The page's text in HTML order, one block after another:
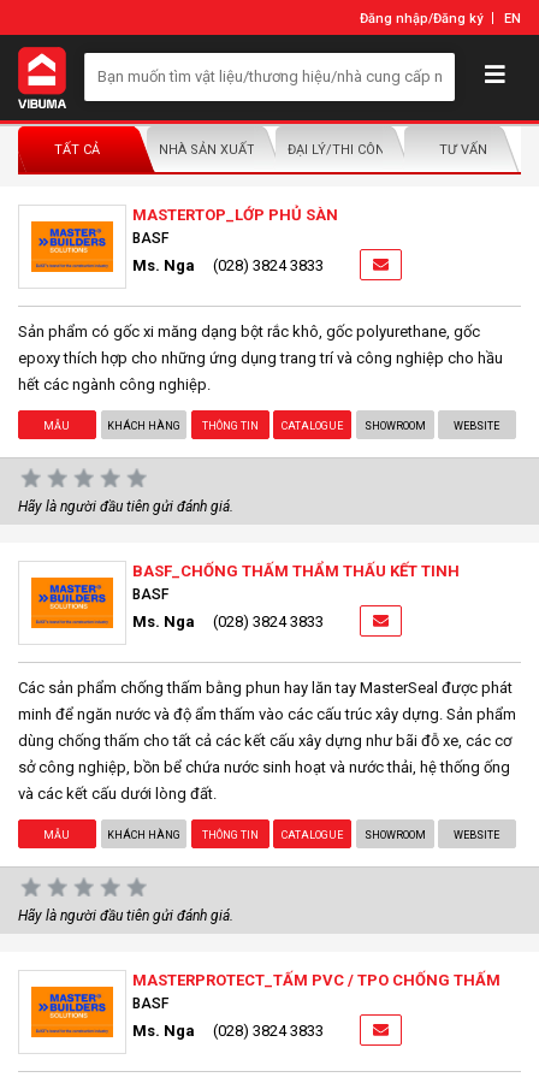
Đăng nhập/Đăng ký EN
TẤT CẢ NHÀ SẢN XUẤT/NHÀ PHÂN PHỐIĐẠI LÝ/THI CÔNG LẮP ĐẶTTƯ VẤN
MASTERTOP_LỚP PHỦ SÀN
BASF
Ms. Nga (028) 3824 3833
Sản phẩm có gốc xi măng dạng bột rắc khô, gốc polyurethane, gốc
epoxy thích hợp cho những ứng dụng trang trí và công nghiệp cho hầu
hết các ngành công nghiệp.
MẪU KHÁCH HÀNG THÔNG TIN CATALOGUE SHOWROOM WEBSITE
Hãy là người đầu tiên gửi đánh giá.
BASF_CHỐNG THẤM THẨM THẤU KẾT TINH
BASF
Ms. Nga (028) 3824 3833
Các sản phẩm chống thấm bằng phun hay lăn tay MasterSeal được phát
minh để ngăn nước và độ ẩm thấm vào các cấu trúc xây dựng. Sản phẩm
dùng chống thấm cho tất cả các kết cấu xây dựng như bãi đỗ xe, các cơ
sở công nghiệp, bồn bể chứa nước sinh hoạt và nước thải, hệ thống ống
và các kết cấu dưới lòng đất.
MẪU KHÁCH HÀNG THÔNG TIN CATALOGUE SHOWROOM WEBSITE
Hãy là người đầu tiên gửi đánh giá.
MASTERPROTECT_TẤM PVC / TPO CHỐNG THẤM
BASF
Ms. Nga (028) 3824 3833